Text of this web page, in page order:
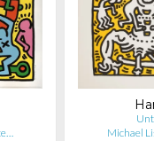
Michael